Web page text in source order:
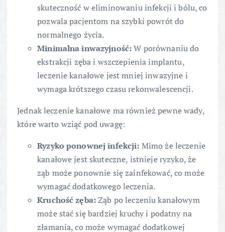
skuteczność w eliminowaniu infekcji i bólu, co
pozwala pacjentom na szybki powrót do
normalnego życia.
Minimalna inwazyjność:W porównaniu do
ekstrakcji zęba i wszczepienia implantu,
leczenie kanałowe jest mniej inwazyjne i
wymaga krótszego czasu rekonwalescencji.
Jednak leczenie kanałowe ma również pewne wady,
które warto wziąć pod uwagę:
Ryzyko ponownej infekcji: Mimo że leczenie
kanałowe jest skuteczne, istnieje ryzyko, że
ząb może ponownie się zainfekować, co może
wymagać dodatkowego leczenia.
Kruchość zęba:Ząb po leczeniu kanałowym
może stać się bardziej kruchy i podatny na
złamania, co może wymagać dodatkowej